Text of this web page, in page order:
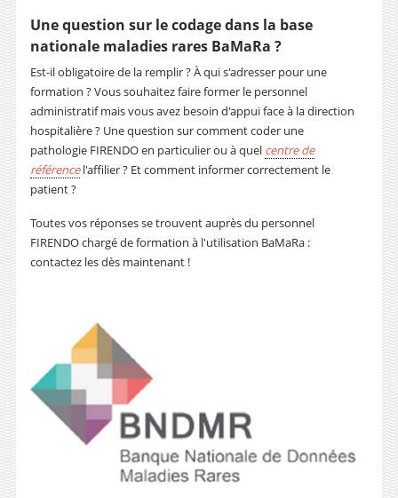
Une question sur le codage dans la base
nationale maladies rares BaMaRa ?
Est-il obligatoire de la remplir ? À qui s'adresser pour une
formation ? Vous souhaitez faire former le personnel
administratif mais vous avez besoin d'appui face à la direction
hospitalière ? Une question sur comment coder une
pathologie FIRENDO en particulier ou à quel centre de
référencel'affilier ? Et comment informer correctement le
patient ?
Toutes vos réponses se trouvent auprès du personnel
FIRENDO chargé de formation à l'utilisation BaMaRa :
contactez les dès maintenant !